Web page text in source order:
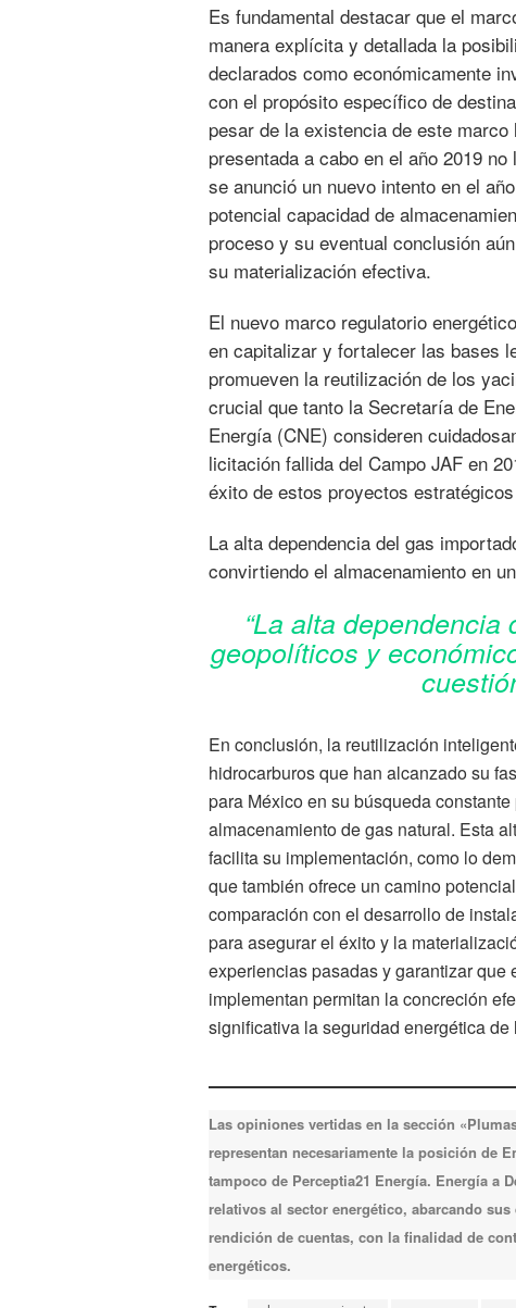
Es fundamental destacar que el
manera explícita y detallada la
declarados como económicamente
con el propósito específico de
pesar de la existencia de este
presentada a cabo en el año 2019
se anunció un nuevo intento en el
potencial capacidad de
proceso y su eventual conclusión
su materialización efectiva.
El nuevo marco regulatorio
en capitalizar y fortalecer las bases
promueven la reutilización de los
crucial que tanto la Secretaría de
Energía (CNE) consideren
licitación fallida del Campo JAF en
éxito de estos proyectos
La alta dependencia del gas
convirtiendo el almacenamiento en
“La alta
geopolíticos y
En conclusión, la reutilización
hidrocarburos que han alcanzado su
para México en su búsqueda
almacenamiento de gas natural. Esta
facilita su implementación, como lo
que también ofrece un camino
comparación con el desarrollo de
para asegurar el éxito y la
experiencias pasadas y garantizar
implementan permitan la concreción
significativa la seguridad energética
Las opiniones vertidas en la sección
representan necesariamente la posición de
tampoco de Perceptia21 Energía. Energía a
relativos al sector energético, abarcando
rendición de cuentas, con la finalidad de
energéticos.